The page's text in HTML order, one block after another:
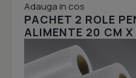
Adauga in cos
PACHET 2 ROLE
ALIMENTE 20 CM